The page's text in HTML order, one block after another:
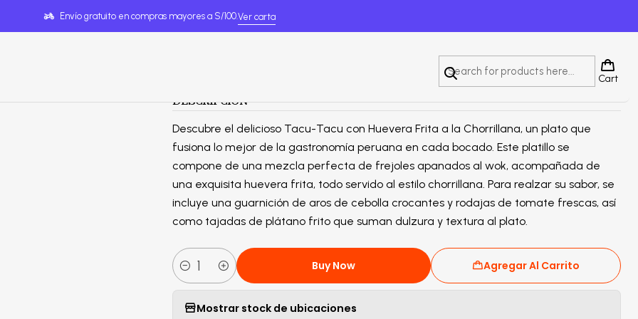
Cart
Envío gratuito en compras mayores a S/100.Ver carta
Home Tacu Tacus Tacu-Tacu C/ Huevera A La Chorrillana
Tacu-Tacu C/ Huevera A La Chorrillana
DESCRIPCIÓN
Descubre el delicioso Tacu-Tacu con Huevera Frita a la Chorrillana, un plato que
fusiona lo mejor de la gastronomía peruana en cada bocado. Este platillo se
compone de una mezcla perfecta de frejoles apanados al wok, acompañada de
una exquisita huevera frita, todo servido al estilo chorrillana. Para realzar su sabor, se
incluye una guarnición de aros de cebolla crocantes y rodajas de tomate frescas, así
como tajadas de plátano frito que suman dulzura y textura al plato.
Cantidad
Agregar Al Carrito
Buy Now
Mostrar stock de ubicaciones